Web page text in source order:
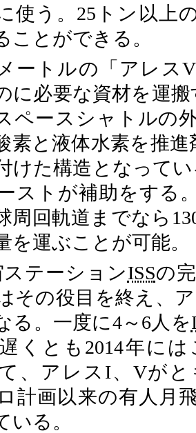
使う。25トン以上
ことができる。
ートルの「アレス
に必要な資材を運
ペースシャトルの
素と液体水素を推
けた構造となって
ストが補助をする
周回軌道までなら
を運ぶことが可能。
ステーションISSの
その役目を終え、
る。一度に4～6人を
くとも2014年に
、アレスI、Vが
計画以来の有人月
いる。